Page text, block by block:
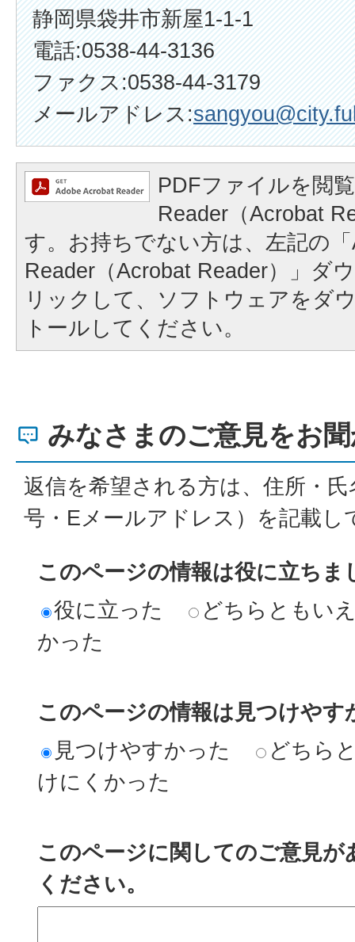
静岡県袋井市新屋1-1-1
電話:0538-44-3136
ファクス:0538-44-3179
メールアドレス:
PDFファイルを閲
Reader（Acrobat
す。お持ちでない方は、左記の
Reader（Acrobat Reader）」ダ
リックして、ソフトウェアをダ
トールしてください。
みなさまのご意見をお
返信を希望される方は、住所・
号・Eメールアドレス）を記載し
このページの情報は役に立ちま
役に立った
どちらともい
かった
このページの情報は見つけやす
見つけやすかった
どちら
けにくかった
このページに関してのご意見
ください。